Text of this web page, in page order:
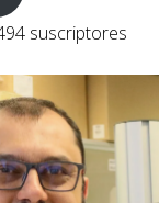
suscriptores